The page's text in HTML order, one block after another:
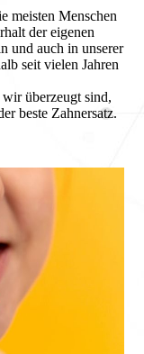
meisten Menschen
der eigenen
und auch in unserer
seit vielen Jahren
überzeugt sind,
beste Zahnersatz.